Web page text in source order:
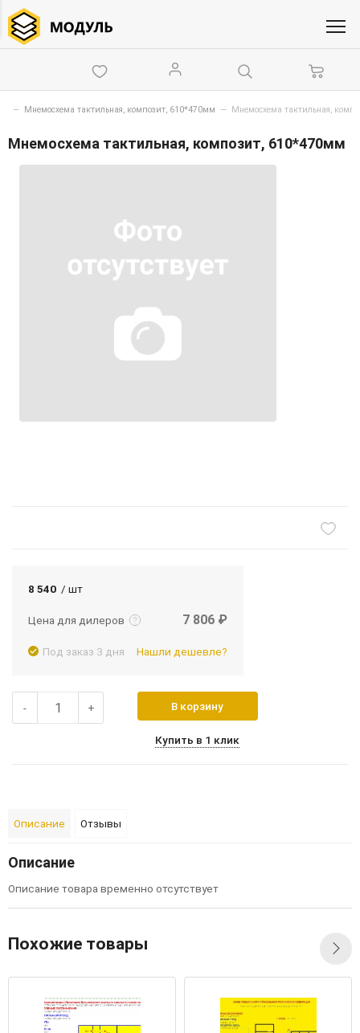
— Мнемосхема тактильная, композит, 610*470мм — Мнемосхема тактильная,
Мнемосхема тактильная, композит, 610*470мм
8 540 / шт
Цена для дилеров
Подробнее
7 806 ₽
Под заказ 3 дня Нашли дешевле?
- + В корзину
Купить в 1 клик
Описание Отзывы
Описание
Описание товара временно отсутствует
Похожие товары